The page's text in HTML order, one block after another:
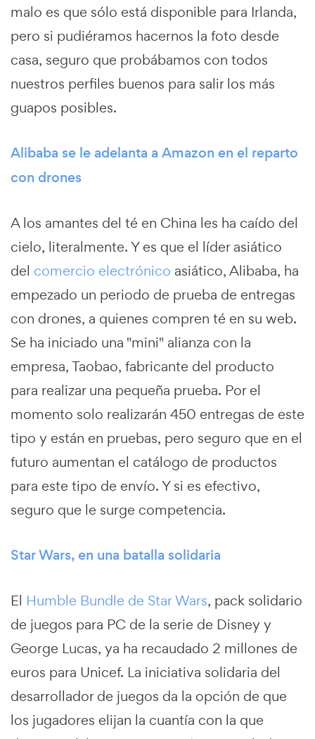
malo es que sólo está disponible para Irlanda,
pero si pudiéramos hacernos la foto desde
casa, seguro que probábamos con todos
nuestros perfiles buenos para salir los más
guapos posibles.
Alibaba se le adelanta a Amazon en el reparto
con drones
A los amantes del té en China les ha caído del
cielo, literalmente. Y es que el líder asiático
del comercio electrónico asiático, Alibaba, ha
empezado un periodo de prueba de entregas
con drones, a quienes compren té en su web.
Se ha iniciado una "mini" alianza con la
empresa, Taobao, fabricante del producto
para realizar una pequeña prueba. Por el
momento solo realizarán 450 entregas de este
tipo y están en pruebas, pero seguro que en el
futuro aumentan el catálogo de productos
para este tipo de envío. Y si es efectivo,
seguro que le surge competencia.
Star Wars, en una batalla solidaria
El Humble Bundle de Star Wars, pack solidario
de juegos para PC de la serie de Disney y
George Lucas, ya ha recaudado 2 millones de
euros para Unicef. La iniciativa solidaria del
desarrollador de juegos da la opción de que
los jugadores elijan la cuantía con la que